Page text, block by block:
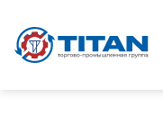
Перейти к